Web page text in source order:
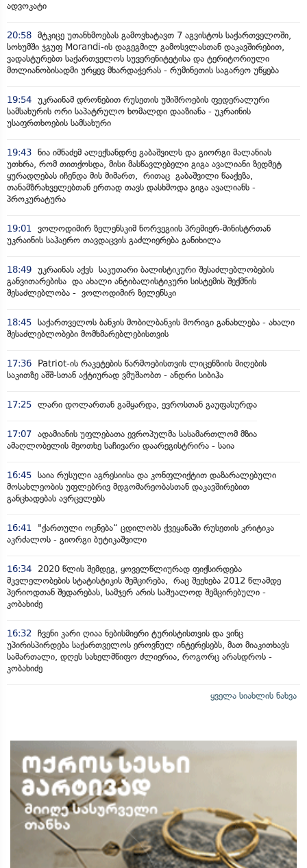
ადვოკატი
20:58 მტკიცე უთანხმოებას გამოვხატავთ 7 აგვისტოს საქართველოში,
სოხუმში ჯგუფ Morandi-ის დაგეგმილ გამოსვლასთან დაკავშირებით,
ვადასტურებთ საქართველოს სუვერენიტეტისა და ტერიტორიული
მთლიანობისადმი ურყევ მხარდაჭერას - რუმინეთის საგარეო უწყება
19:54 უკრაინამ დრონებით რუსეთის უშიშროების ფედერალური
სამსახურის ორი საპატრულო ხომალდი დააზიანა - უკრაინის
უსაფრთხოების სამსახური
19:43 ნია იმნაძემ ალექსანდრე გაბაშვილს და გიორგი მალანიას
უთხრა, რომ თითქოსდა, მისი მასწავლებელი გიგა ავალიანი ზედმეტ
ყურადღებას იჩენდა მის მიმართ, რითაც გაბაშვილი წააქეზა,
თანამზრახველებთან ერთად თავს დასხმოდა გიგა ავალიანს -
პროკურატურა
19:01 ვოლოდიმირ ზელენსკიმ ნორვეგიის პრემიერ-მინისტრთან
უკრაინის საჰაერო თავდაცვის გაძლიერება განიხილა
18:49 უკრაინას აქვს საკუთარი ბალისტიკური შესაძლებლობების
განვითარებისა და ახალი ანტიბალისტიკური სისტემის შექმნის
შესაძლებლობა - ვოლოდიმირ ზელენსკი
18:45 საქართველოს ბანკის მობილბანკის მორიგი განახლება - ახალი
შესაძლებლობები მომხმარებლებისთვის
17:36
Patriot-ის რაკეტების წარმოებისთვის ლიცენზიის მიღების
საკითზე აშშ-სთან აქტიურად ვმუშაობთ - ანდრი სიბიჰა
17:25 ლარი დოლართან გამყარდა, ევროსთან გაუფასურდა
17:07 ადამიანის უფლებათა ევროპულმა სასამართლომ მზია
ამაღლობელის მეოთხე საჩივარი დაარეგისტრირა - საია
16:45 საია რუსული აგრესიისა და კონფლიქტით დაზარალებული
მოსახლეობის უფლებრივ მდგომარეობასთან დაკავშირებით
განცხადებას ავრცელებს
16:41
"ქართული ოცნება“ ცდილობს ქვეყანაში რუსეთის კრიტიკა
აკრძალოს - გიორგი ბუტიკაშვილი
16:34
2020 წლის შემდეგ, ყოველწლიურად ფიქსირდება
მკვლელობების სტატისტიკის შემცირება, რაც შეეხება 2012 წლამდე
პერიოდთან შედარებას, სამჯერ არის საშუალოდ შემცირებული -
კობახიძე
16:32 ჩვენი კარი ღიაა ნებისმიერი ტურისტისთვის და ვინც
უპირისპირდება საქართველოს ეროვნულ ინტერესებს, მათ მიაკითხავს
სამართალი, დღეს სახელმწიფო ძლიერია, როგორც არასდროს -
კობახიძე
ყველა სიახლის ნახვა